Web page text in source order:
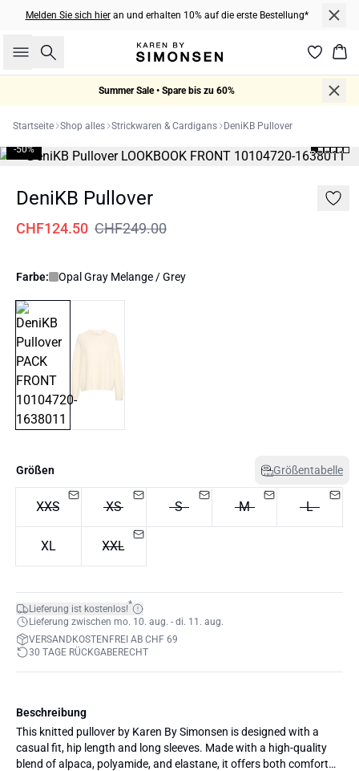
Melden Sie sich hieran und erhalten 10% auf die erste Bestellung*
Suche
Summer Sale • Spare bis zu 60%
Startseite Shop alles Strickwaren & Cardigans DeniKB Pullover
-50%
DeniKB Pullover
CHF124.50 CHF249.00
Farbe: Opal Gray Melange / Grey
Größen Größentabelle
XXS XS S M L
XL XXL
Lieferung ist kostenlos!*
Lieferung zwischen mo. 10. aug. - di. 11. aug.
VERSANDKOSTENFREI AB CHF 69
30 TAGE RÜCKGABERECHT
Beschreibung
This knitted pullover by Karen By Simonsen is designed with a
casual fit, hip length and long sleeves. Made with a high-quality
blend of alpaca, polyamide, and elastane, it offers both comfort